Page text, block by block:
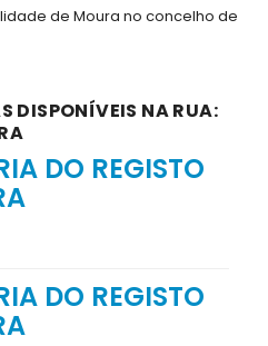
de Moura no concelho de
DISPONÍVEIS NA RUA:
DO REGISTO
DO REGISTO